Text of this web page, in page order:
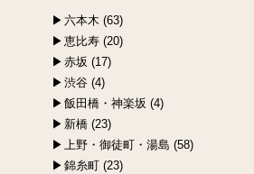
六本木 (63)
恵比寿 (20)
赤坂 (17)
渋谷 (4)
飯田橋・神楽坂 (4)
新橋 (23)
上野・御徒町・湯島 (58)
錦糸町 (23)